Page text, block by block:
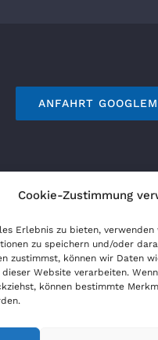
Cookie-Zustimmung
Erlebnis zu bieten, verwenden
zu speichern und/oder
zustimmst, können wir Daten
Website verarbeiten.
können bestimmte
ANFAHRT